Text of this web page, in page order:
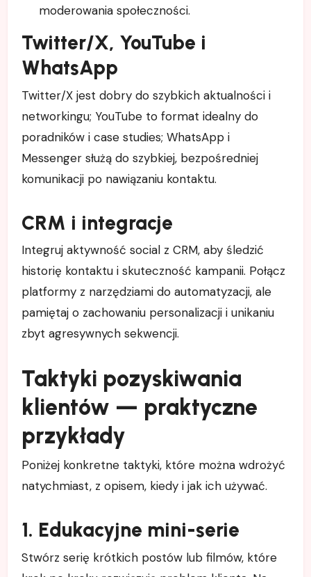
moderowania społeczności.
Twitter/X, YouTube i
WhatsApp
Twitter/X jest dobry do szybkich aktualności i
networkingu; YouTube to format idealny do
poradników i case studies; WhatsApp i
Messenger służą do szybkiej, bezpośredniej
komunikacji po nawiązaniu kontaktu.
CRM i integracje
Integruj aktywność social z CRM, aby śledzić
historię kontaktu i skuteczność kampanii. Połącz
platformy z narzędziami do automatyzacji, ale
pamiętaj o zachowaniu personalizacji i unikaniu
zbyt agresywnych sekwencji.
Taktyki pozyskiwania
klientów — praktyczne
przykłady
Poniżej konkretne taktyki, które można wdrożyć
natychmiast, z opisem, kiedy i jak ich używać.
1. Edukacyjne mini-serie
Stwórz serię krótkich postów lub filmów, które